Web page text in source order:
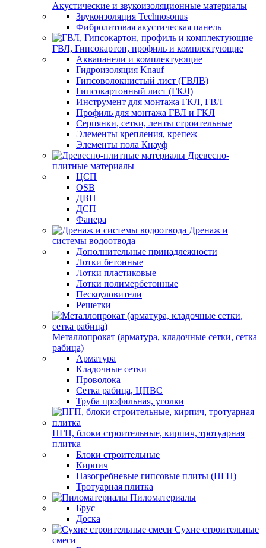
Акустические и звукоизоляционные материалы
Звукоизоляция Technosonus
Фибролитовая акустическая панель
ГВЛ, Гипсокартон, профиль и комплектующие
Аквапанели и комплектующие
Гидроизоляция Knauf
Гипсоволокнистый лист (ГВЛВ)
Гипсокартонный лист (ГКЛ)
Инструмент для монтажа ГКЛ, ГВЛ
Профиль для монтажа ГВЛ и ГКЛ
Серпянки, сетки, ленты строительные
Элементы крепления, крепеж
Элементы пола Кнауф
Древесно-
плитные материалы
ЦСП
OSB
ДВП
ДСП
Фанера
Дренаж и
системы водоотвода
Дополнительные принадлежности
Лотки бетонные
Лотки пластиковые
Лотки полимербетонные
Пескоуловители
Решетки
Металлопрокат (арматура, кладочные сетки, сетка
рабица)
Арматура
Кладочные сетки
Проволока
Сетка рабица, ЦПВС
Труба профильная, уголки
ПГП, блоки строительные, кирпич, тротуарная
плитка
Блоки строительные
Кирпич
Пазогребневые гипсовые плиты (ПГП)
Тротуарная плитка
Пиломатериалы
Брус
Доска
Сухие строительные
смеси